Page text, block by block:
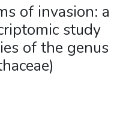
of invasion: a
study
of the genus